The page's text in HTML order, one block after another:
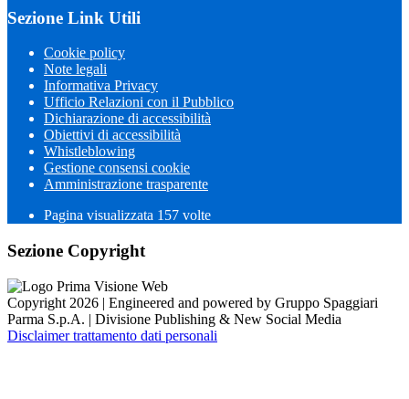
Sezione Link Utili
Cookie policy
Note legali
Informativa Privacy
Ufficio Relazioni con il Pubblico
Dichiarazione di accessibilità
Obiettivi di accessibilità
Whistleblowing
Gestione consensi cookie
Amministrazione trasparente
Pagina visualizzata 157 volte
Sezione Copyright
Copyright 2026 | Engineered and powered by Gruppo Spaggiari
Parma S.p.A. | Divisione Publishing & New Social Media
Disclaimer trattamento dati personali